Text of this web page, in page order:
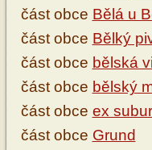
část obce Bělá u
část obce Bělký
část obce bělská
část obce bělský
část obce ex
část obce Grund